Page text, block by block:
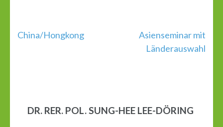
Beitragsnavigation
China/Hongkong
Asienseminar mit
Länderauswahl
DR. RER. POL. SUNG-HEE LEE-DÖRING